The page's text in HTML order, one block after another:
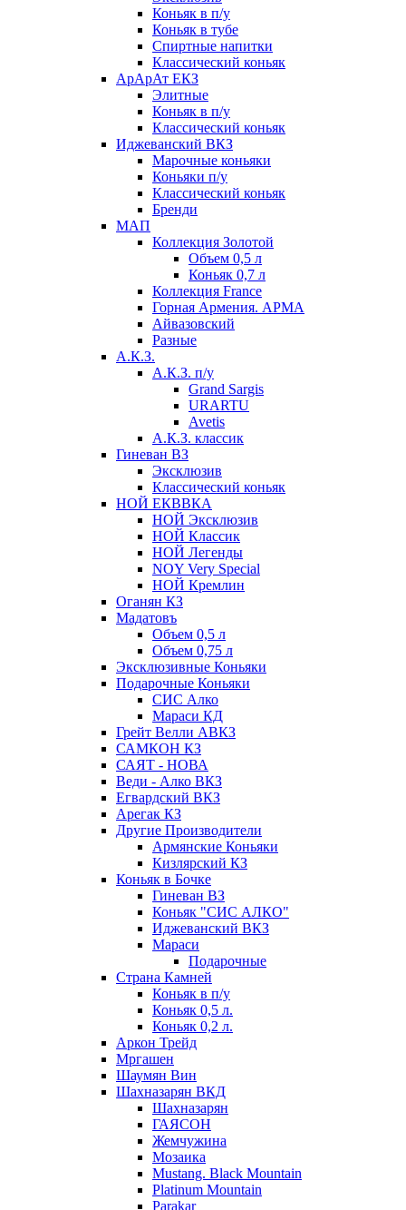
Коньяк в п/у
Коньяк в тубе
Спиртные напитки
Классический коньяк
АрАрАт ЕКЗ
Элитные
Коньяк в п/у
Классический коньяк
Иджеванский ВКЗ
Марочные коньяки
Коньяки п/у
Классический коньяк
Бренди
МАП
Коллекция Золотой
Объем 0,5 л
Коньяк 0,7 л
Коллекция France
Горная Армения. АРМА
Айвазовский
Разные
А.К.З.
А.К.З. п/у
Grand Sargis
URARTU
Avetis
А.К.З. классик
Гиневан ВЗ
Эксклюзив
Классический коньяк
НОЙ ЕКВВКА
НОЙ Эксклюзив
НОЙ Классик
НОЙ Легенды
NOY Very Speсial
НОЙ Кремлин
Оганян КЗ
Мадатовъ
Объем 0,5 л
Объем 0,75 л
Эксклюзивные Коньяки
Подарочные Коньяки
СИС Алко
Мараси КД
Грейт Велли АВКЗ
САМКОН КЗ
САЯТ - НОВА
Веди - Алко ВКЗ
Егвардский ВКЗ
Арегак КЗ
Другие Производители
Армянские Коньяки
Кизлярский КЗ
Коньяк в Бочке
Гиневан ВЗ
Коньяк "СИС АЛКО"
Иджеванский ВКЗ
Мараси
Подарочные
Страна Камней
Коньяк в п/у
Коньяк 0,5 л.
Коньяк 0,2 л.
Аркон Трейд
Мргашен
Шаумян Вин
Шахназарян ВКД
Шахназарян
ГАЯСОН
Жемчужина
Мозаика
Mustang. Black Mountain
Platinum Mountain
Parakar